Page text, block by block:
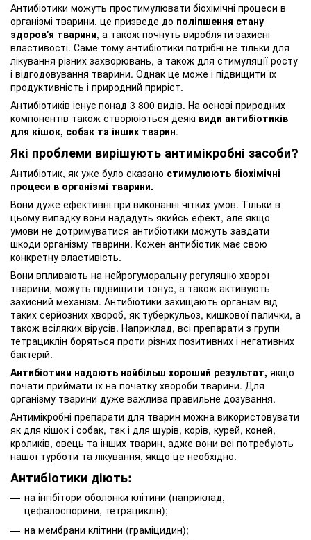
Антибіотики можуть простимулювати біохімічні процеси в
організмі тварини, це призведе до поліпшення стану
здоров'я тварини, а також почнуть виробляти захисні
властивості. Саме тому антибіотики потрібні не тільки для
лікування різних захворювань, а також для стимуляції росту
і відгодовування тварини. Однак це може і підвищити їх
продуктивність і природний приріст.
Антибіотиків існує понад 3 800 видів. На основі природних
компонентів також створюються деякі види антибіотиків
для кішок, собак та інших тварин.
Які проблеми вирішують антимікробні засоби?
Антибіотик, як уже було сказано стимулюють біохімічні
процеси в організмі тварини.
Вони дуже ефективні при виконанні чітких умов. Тільки в
цьому випадку вони нададуть якийсь ефект, але якщо
умови не дотримуватися антибіотики можуть завдати
шкоди організму тварини. Кожен антибіотик має свою
конкретну властивість.
Вони впливають на нейрогуморальну регуляцію хворої
тварини, можуть підвищити тонус, а також активують
захисний механізм. Антибіотики захищають організм від
таких серйозних хвороб, як туберкульоз, кишкової палички, а
також всіляких вірусів. Наприклад, всі препарати з групи
тетрациклін боряться проти різних позитивних і негативних
бактерій.
Антибіотики надають найбільш хороший результат, якщо
почати приймати їх на початку хвороби тварини. Для
організму тварини дуже важлива правильне дозування.
Антимікробні препарати для тварин можна використовувати
як для кішок і собак, так і для щурів, корів, курей, коней,
кроликів, овець та інших тварин, адже вони всі потребують
нашої турботи та лікування, якщо це необхідно.
Антибіотики діють:
на інгібітори оболонки клітини (наприклад,
цефалоспорини, тетрациклін);
на мембрани клітини (граміцидин);